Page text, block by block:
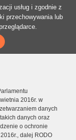
usług i zgodnie z
przechowywania lub
2016r. w
danych
danych oraz
o ochronie
dalej RODO